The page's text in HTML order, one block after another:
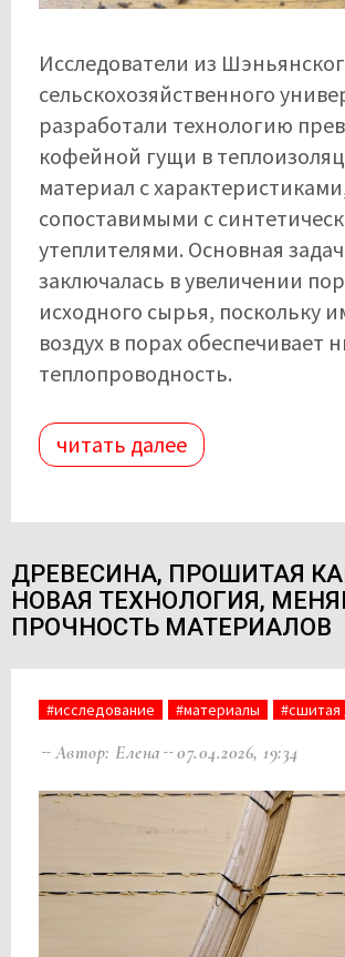
Исследователи из
сельскохозяйственного
разработали технологию
кофейной гущи в
материал с
сопоставимыми с
утеплителями. Основная
заключалась в увеличении
исходного сырья, поскольку
воздух в порах обеспечивает
теплопроводность.
читать далее
ДРЕВЕСИНА, ПРОШИТАЯ
НОВАЯ ТЕХНОЛОГИЯ,
ПРОЧНОСТЬ МАТЕРИАЛОВ
#исследование #материалы #сшитая
Автор: Елена 07.04.2026, 19:34